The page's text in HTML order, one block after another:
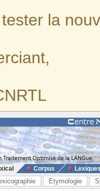
la
Corpus
Etymologie